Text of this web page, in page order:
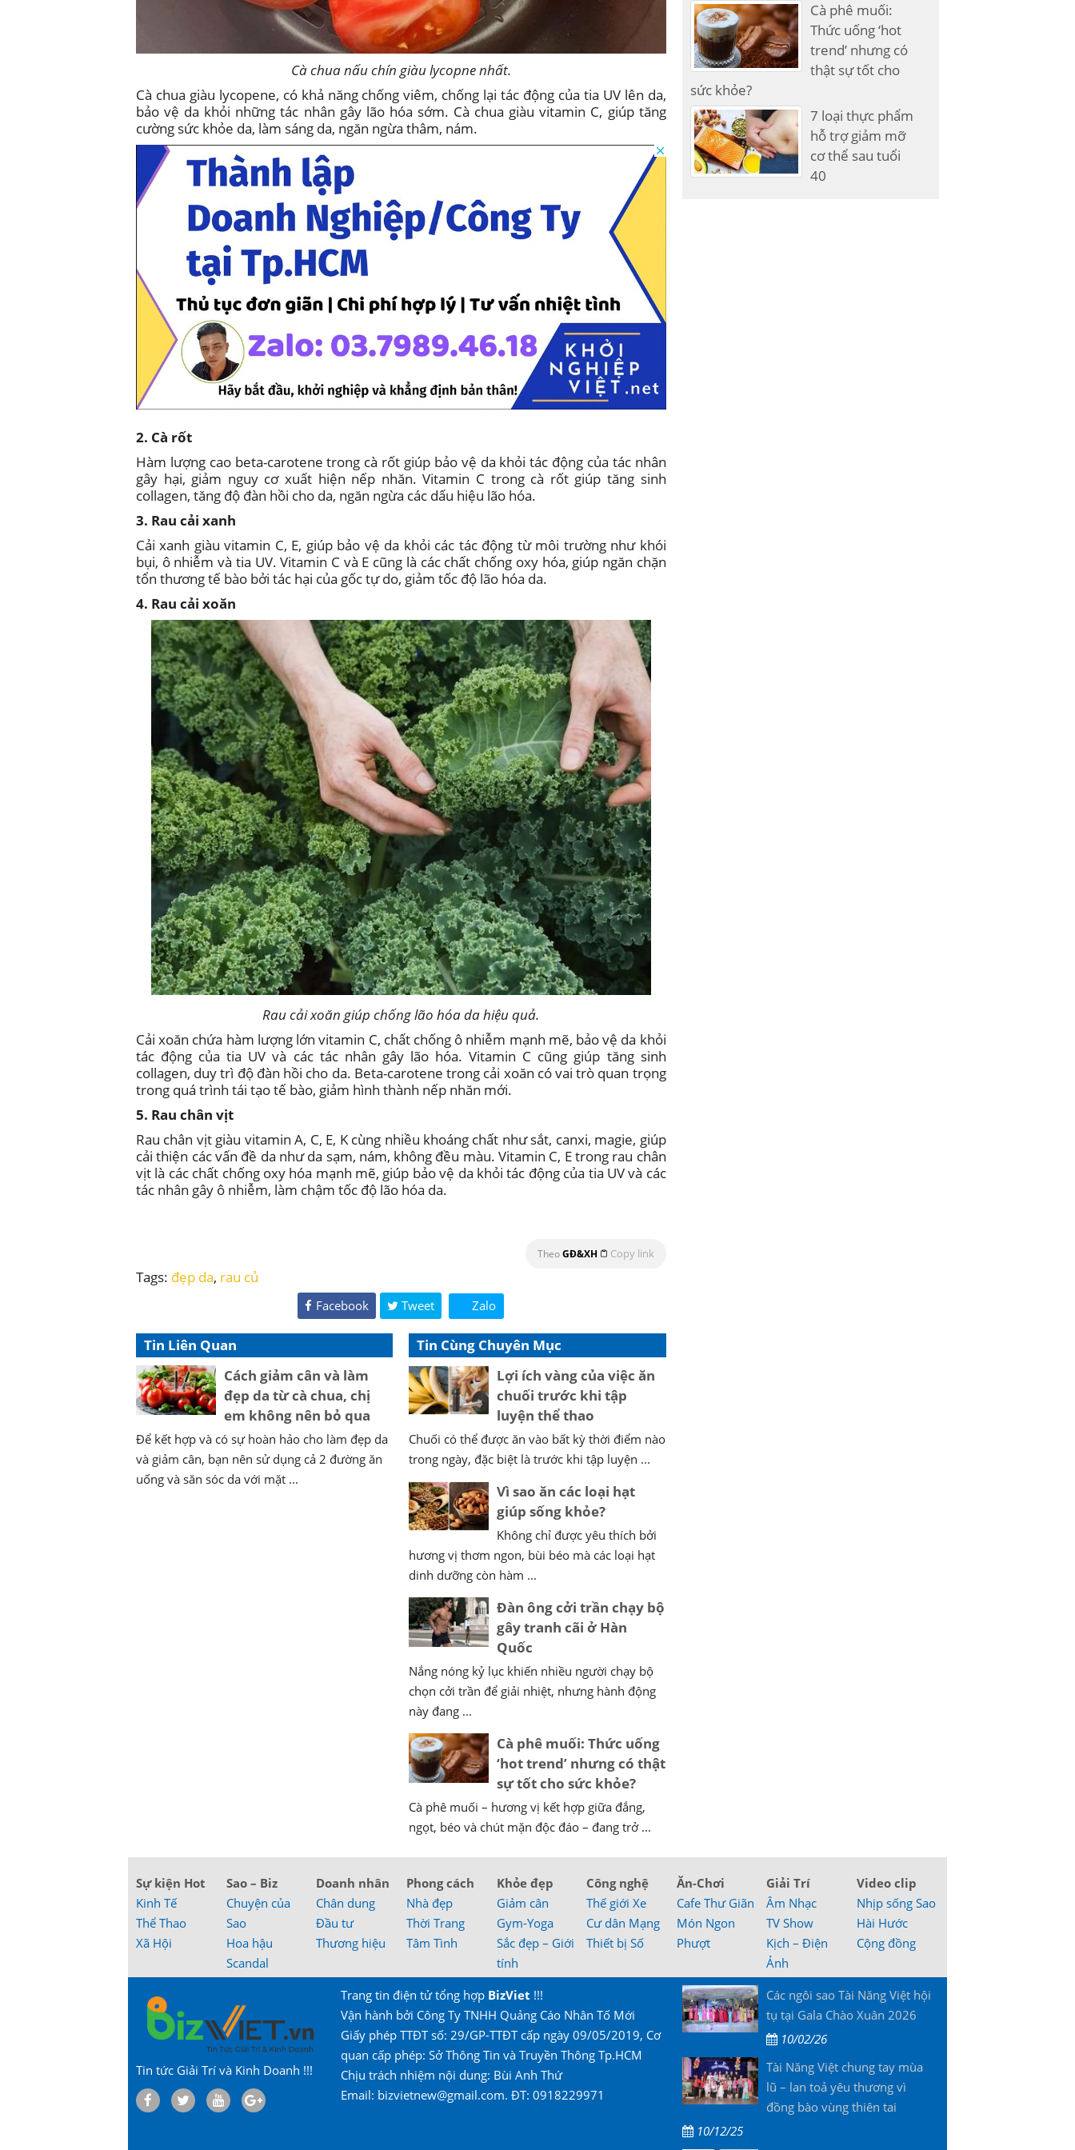
Cà chua nấu chín giàu lycopne nhất.
Cà chua giàu lycopene, có khả năng chống viêm, chống lại tác động của tia UV lên da,
bảo vệ da khỏi những tác nhân gây lão hóa sớm. Cà chua giàu vitamin C, giúp tăng
cường sức khỏe da, làm sáng da, ngăn ngừa thâm, nám.
2. Cà rốt
Hàm lượng cao beta-carotene trong cà rốt giúp bảo vệ da khỏi tác động của tác nhân
gây hại, giảm nguy cơ xuất hiện nếp nhăn. Vitamin C trong cà rốt giúp tăng sinh
collagen, tăng độ đàn hồi cho da, ngăn ngừa các dấu hiệu lão hóa.
3. Rau cải xanh
Cải xanh giàu vitamin C, E, giúp bảo vệ da khỏi các tác động từ môi trường như khói
bụi, ô nhiễm và tia UV. Vitamin C và E cũng là các chất chống oxy hóa, giúp ngăn chặn
tổn thương tế bào bởi tác hại của gốc tự do, giảm tốc độ lão hóa da.
4. Rau cải xoăn
Rau cải xoăn giúp chống lão hóa da hiệu quả.
Cải xoăn chứa hàm lượng lớn vitamin C, chất chống ô nhiễm mạnh mẽ, bảo vệ da khỏi
tác động của tia UV và các tác nhân gây lão hóa. Vitamin C cũng giúp tăng sinh
collagen, duy trì độ đàn hồi cho da. Beta-carotene trong cải xoăn có vai trò quan trọng
trong quá trình tái tạo tế bào, giảm hình thành nếp nhăn mới.
5. Rau chân vịt
Rau chân vịt giàu vitamin A, C, E, K cùng nhiều khoáng chất như sắt, canxi, magie, giúp
cải thiện các vấn đề da như da sạm, nám, không đều màu. Vitamin C, E trong rau chân
vịt là các chất chống oxy hóa mạnh mẽ, giúp bảo vệ da khỏi tác động của tia UV và các
tác nhân gây ô nhiễm, làm chậm tốc độ lão hóa da.
TheoGĐ&XH Copy link
Tags: đẹp da, rau củ
Facebook Tweet Zalo
Tin Liên Quan
Cách giảm cân và làm
đẹp da từ cà chua, chị
em không nên bỏ qua
Để kết hợp và có sự hoàn hảo cho làm đẹp da
và giảm cân, bạn nên sử dụng cả 2 đường ăn
uống và săn sóc da với mặt ...
Tin Cùng Chuyên Mục
Lợi ích vàng của việc ăn
chuối trước khi tập
luyện thể thao
Chuối có thể được ăn vào bất kỳ thời điểm nào
trong ngày, đặc biệt là trước khi tập luyện ...
Vì sao ăn các loại hạt
giúp sống khỏe?
Không chỉ được yêu thích bởi
hương vị thơm ngon, bùi béo mà các loại hạt
dinh dưỡng còn hàm ...
Đàn ông cởi trần chạy bộ
gây tranh cãi ở Hàn
Quốc
Nắng nóng kỷ lục khiến nhiều người chạy bộ
chọn cởi trần để giải nhiệt, nhưng hành động
này đang ...
Cà phê muối: Thức uống
‘hot trend’ nhưng có thật
sự tốt cho sức khỏe?
Cà phê muối – hương vị kết hợp giữa đắng,
ngọt, béo và chút mặn độc đáo – đang trở ...
Cà phê muối:
Thức uống ‘hot
trend’ nhưng có
thật sự tốt cho
sức khỏe?
7 loại thực phẩm
hỗ trợ giảm mỡ
cơ thể sau tuổi
40
Sự kiện Hot
Kinh Tế
Thể Thao
Xã Hội
Sao – Biz
Chuyện của
Sao
Hoa hậu
Scandal
Doanh nhân
Chân dung
Đầu tư
Thương hiệu
Phong cách
Nhà đẹp
Thời Trang
Tâm Tình
Khỏe đẹp
Giảm cân
Gym-Yoga
Sắc đẹp – Giới
tính
Công nghệ
Thế giới Xe
Cư dân Mạng
Thiết bị Số
Ăn-Chơi
Cafe Thư Giãn
Món Ngon
Phượt
Giải Trí
Âm Nhạc
TV Show
Kịch – Điện
Ảnh
Video clip
Nhịp sống Sao
Hài Hước
Cộng đồng
Tin tức Giải Trí và Kinh Doanh !!!
Trang tin điện tử tổng hợp BizViet !!!
Vận hành bởi Công Ty TNHH Quảng Cáo Nhân Tố Mới
Giấy phép TTĐT số: 29/GP-TTĐT cấp ngày 09/05/2019, Cơ
quan cấp phép: Sở Thông Tin và Truyền Thông Tp.HCM
Chịu trách nhiệm nội dung: Bùi Anh Thứ
Email: bizvietnew@gmail.com. ĐT: 0918229971
Các ngôi sao Tài Năng Việt hội
tụ tại Gala Chào Xuân 2026
10/02/26
Tài Năng Việt chung tay mùa
lũ – lan toả yêu thương vì
đồng bào vùng thiên tai
10/12/25